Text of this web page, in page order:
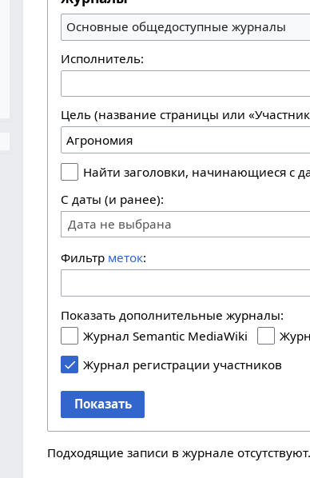
Основные общедоступные журналы
Исполнитель:
Цель (название страницы или
Найти заголовки, начинающиеся с
С даты (и ранее):
Дата не выбрана
Фильтр меток:
Показать дополнительные журналы:
Журнал Semantic MediaWiki
Журнал регистрации участников
Показать
Подходящие записи в журнале отсутствуют.